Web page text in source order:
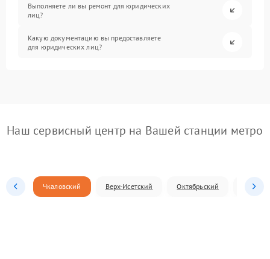
Выполняете ли вы ремонт для юридических
лиц?
Какую документацию вы предоставляете
для юридических лиц?
Наш сервисный центр на Вашей станции метро
Чкаловский Верх-Исетский Октябрьский